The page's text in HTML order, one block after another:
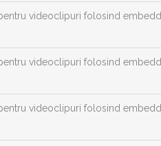
videoclipuri folosind
videoclipuri folosind
videoclipuri folosind